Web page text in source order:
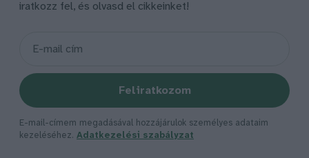
iratkozz fel, és olvasd el cikkeinket!
Feliratkozom
E-mail-címem megadásával hozzájárulok személyes adataim
kezeléséhez. Adatkezelési szabályzat